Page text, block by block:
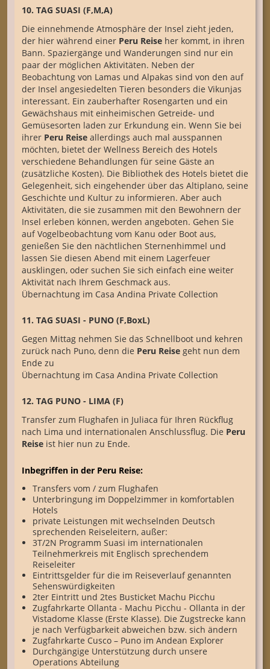
10. TAG SUASI (F,M,A)
Die einnehmende Atmosphäre der Insel zieht jeden,
der hier während einer Peru Reise her kommt, in ihren
Bann. Spaziergänge und Wanderungen sind nur ein
paar der möglichen Aktivitäten. Neben der
Beobachtung von Lamas und Alpakas sind von den auf
der Insel angesiedelten Tieren besonders die Vikunjas
interessant. Ein zauberhafter Rosengarten und ein
Gewächshaus mit einheimischen Getreide- und
Gemüsesorten laden zur Erkundung ein. Wenn Sie bei
ihrer Peru Reise allerdings auch mal ausspannen
möchten, bietet der Wellness Bereich des Hotels
verschiedene Behandlungen für seine Gäste an
(zusätzliche Kosten). Die Bibliothek des Hotels bietet die
Gelegenheit, sich eingehender über das Altiplano, seine
Geschichte und Kultur zu informieren. Aber auch
Aktivitäten, die sie zusammen mit den Bewohnern der
Insel erleben können, werden angeboten. Gehen Sie
auf Vogelbeobachtung vom Kanu oder Boot aus,
genießen Sie den nächtlichen Sternenhimmel und
lassen Sie diesen Abend mit einem Lagerfeuer
ausklingen, oder suchen Sie sich einfach eine weiter
Aktivität nach Ihrem Geschmack aus.
Übernachtung im Casa Andina Private Collection
11. TAG SUASI - PUNO (F,BoxL)
Gegen Mittag nehmen Sie das Schnellboot und kehren
zurück nach Puno, denn die Peru Reise geht nun dem
Ende zu
Übernachtung im Casa Andina Private Collection
12. TAG PUNO - LIMA (F)
Transfer zum Flughafen in Juliaca für Ihren Rückflug
nach Lima und internationalen Anschlussflug. Die Peru
Reise ist hier nun zu Ende.
Inbegriffen in der Peru Reise:
Transfers vom / zum Flughafen
Unterbringung im Doppelzimmer in komfortablen
Hotels
private Leistungen mit wechselnden Deutsch
sprechenden Reiseleitern, außer:
3T/2N Programm Suasi im internationalen
Teilnehmerkreis mit Englisch sprechendem
Reiseleiter
Eintrittsgelder für die im Reiseverlauf genannten
Sehenswürdigkeiten
2ter Eintritt und 2tes Busticket Machu Picchu
Zugfahrkarte Ollanta - Machu Picchu - Ollanta in der
Vistadome Klasse (Erste Klasse). Die Zugstrecke kann
je nach Verfügbarkeit abweichen bzw. sich ändern
Zugfahrkarte Cusco – Puno im Andean Explorer
Durchgängige Unterstützung durch unsere
Operations Abteilung